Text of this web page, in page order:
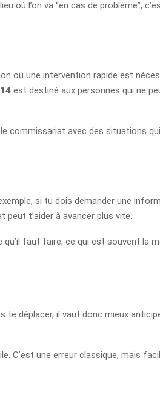
l’on va “en cas de problème”,
où une intervention rapide est
est destiné aux personnes qui ne
commissariat avec des situations
si tu dois demander une
t’aider à avancer plus vite.
faut faire, ce qui est souvent la
te déplacer, il vaut donc mieux
C’est une erreur classique, mais